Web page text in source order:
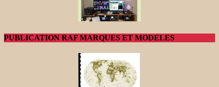
PUBLICATION RAF MARQUES ET MODELES